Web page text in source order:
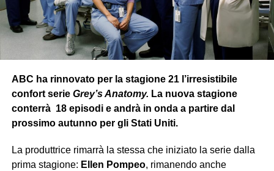
ABC ha rinnovato per la stagione 21 l’irresistibile
confort serie Grey’s Anatomy. La nuova stagione
conterrà 18 episodi e andrà in onda a partire dal
prossimo autunno per gli Stati Uniti.
La produttrice rimarrà la stessa che iniziato la serie dalla
prima stagione: Ellen Pompeo, rimanendo anche